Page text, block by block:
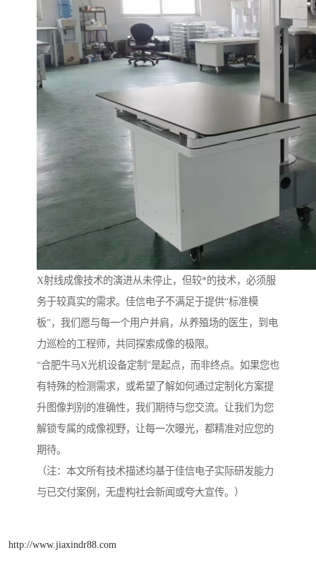
X射线成像技术的演进从未停止，但较*的技术，必须服
务于较真实的需求。佳信电子不满足于提供“标准模
板”，我们愿与每一个用户并肩，从养殖场的医生，到电
力巡检的工程师，共同探索成像的极限。
“合肥牛马X光机设备定制”是起点，而非终点。如果您也
有特殊的检测需求，或希望了解如何通过定制化方案提
升图像判别的准确性，我们期待与您交流。让我们为您
解锁专属的成像视野，让每一次曝光，都精准对应您的
期待。
（注：本文所有技术描述均基于佳信电子实际研发能力
与已交付案例，无虚构社会新闻或夸大宣传。）
http://www.jiaxindr88.com